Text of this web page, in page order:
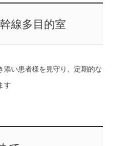
線多目的室
添い患者様を見守り、定期的な
す